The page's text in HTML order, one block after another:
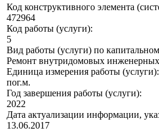
Код конструктивного элемента
472964
Код работы (услуги):
5
Вид работы (услуги) по
Ремонт внутридомовых инженерных
Единица измерения работы (услуги):
пог.м.
Год завершения работы (услуги):
2022
Дата актуализации информации,
13.06.2017